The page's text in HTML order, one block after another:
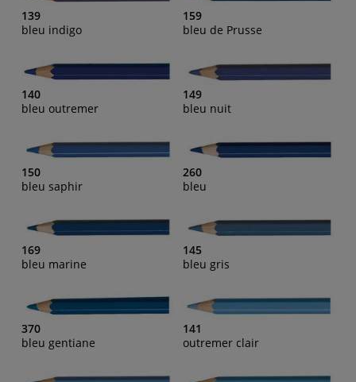
139
bleu indigo
159
bleu de Prusse
140
bleu outremer
149
bleu nuit
150
bleu saphir
260
bleu
169
bleu marine
145
bleu gris
370
bleu gentiane
141
outremer clair